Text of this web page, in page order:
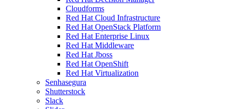
Cloudforms
Red Hat Cloud Infrastructure
Red Hat OpenStack Platform
Red Hat Enterprise Linux
Red Hat Middleware
Red Hat Jboss
Red Hat OpenShift
Red Hat Virtualization
Senhasegura
Shutterstock
Slack